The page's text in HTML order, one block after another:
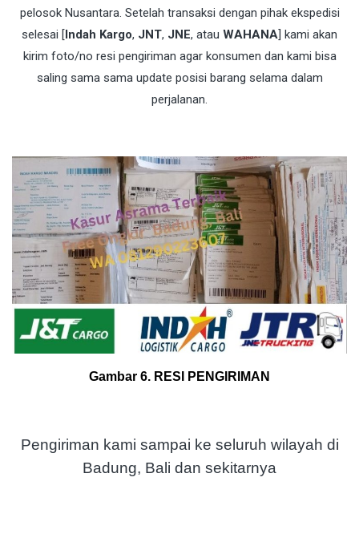
pelosok Nusantara. Setelah transaksi dengan pihak ekspedisi
selesai [ Indah Kargo, JNT, JNE, atau WAHANA ] kami akan
kirim foto/no resi pengiriman agar konsumen dan kami bisa
saling sama sama update posisi barang selama dalam
perjalanan.
Gambar 6. RESI PENGIRIMAN
Pengiriman kami sampai ke seluruh wilayah di
Badung, Bali dan sekitarnya